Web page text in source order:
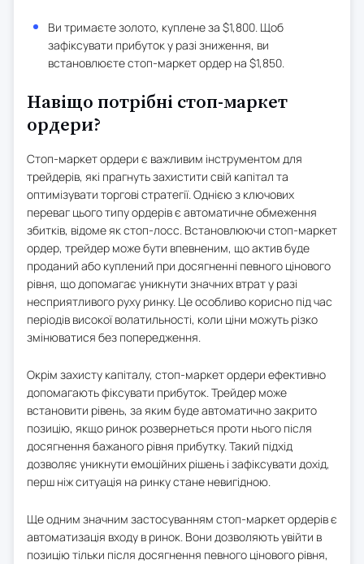
Ви тримаєте золото, куплене за $1,800. Щоб
зафіксувати прибуток у разі зниження, ви
встановлюєте стоп-маркет ордер на $1,850.
Навіщо потрібні стоп-маркет
ордери?
Стоп-маркет ордери є важливим інструментом для
трейдерів, які прагнуть захистити свій капітал та
оптимізувати торгові стратегії. Однією з ключових
переваг цього типу ордерів є автоматичне обмеження
збитків, відоме як стоп-лосс. Встановлюючи стоп-маркет
ордер, трейдер може бути впевненим, що актив буде
проданий або куплений при досягненні певного цінового
рівня, що допомагає уникнути значних втрат у разі
несприятливого руху ринку. Це особливо корисно під час
періодів високої волатильності, коли ціни можуть різко
змінюватися без попередження.
Окрім захисту капіталу, стоп-маркет ордери ефективно
допомагають фіксувати прибуток. Трейдер може
встановити рівень, за яким буде автоматично закрито
позицію, якщо ринок розвернеться проти нього після
досягнення бажаного рівня прибутку. Такий підхід
дозволяє уникнути емоційних рішень і зафіксувати дохід,
перш ніж ситуація на ринку стане невигідною.
Ще одним значним застосуванням стоп-маркет ордерів є
автоматизація входу в ринок. Вони дозволяють увійти в
позицію тільки після досягнення певного цінового рівня,